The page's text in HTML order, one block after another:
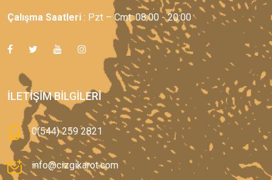
Çalışma Saatleri : Pzt – Cmt: 08:00 - 20:00
İLETIŞIM BILGILERI
0(544) 259 2821
info@cizgikarot.com